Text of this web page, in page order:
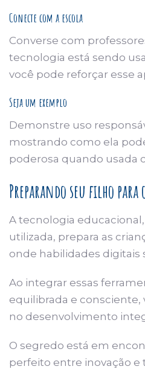
Conecte com a escola
Converse com
tecnologia está sendo
você pode reforçar esse
Seja um exemplo
Demonstre uso
mostrando como ela
poderosa quando usada
Preparando seu filho
A tecnologia
utilizada, prepara as
onde habilidades digitais
Ao integrar essas
equilibrada e consciente,
no desenvolvimento
O segredo está em
perfeito entre inovação e